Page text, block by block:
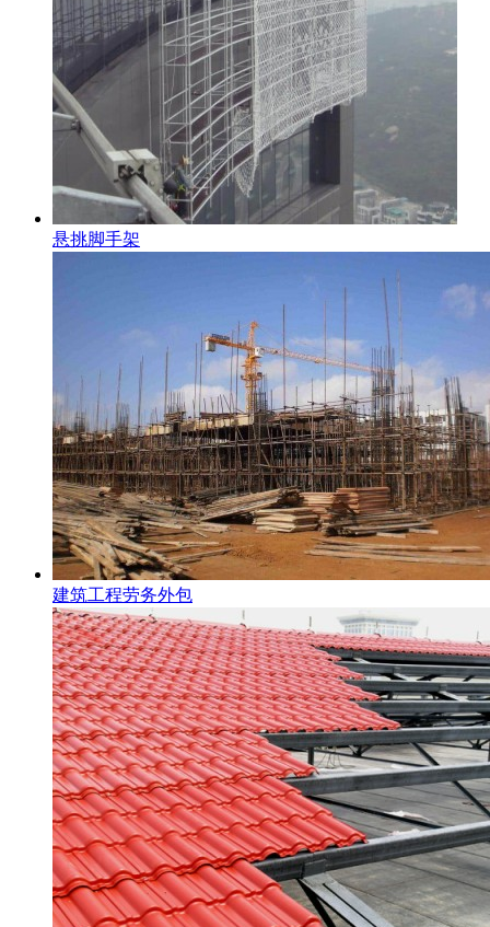
悬挑脚手架
建筑工程劳务外包